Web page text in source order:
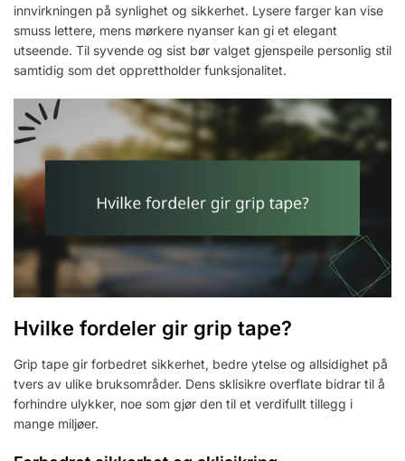
innvirkningen på synlighet og sikkerhet. Lysere farger kan vise
smuss lettere, mens mørkere nyanser kan gi et elegant
utseende. Til syvende og sist bør valget gjenspeile personlig stil
samtidig som det opprettholder funksjonalitet.
Hvilke fordeler gir grip tape?
Grip tape gir forbedret sikkerhet, bedre ytelse og allsidighet på
tvers av ulike bruksområder. Dens sklisikre overflate bidrar til å
forhindre ulykker, noe som gjør den til et verdifullt tillegg i
mange miljøer.